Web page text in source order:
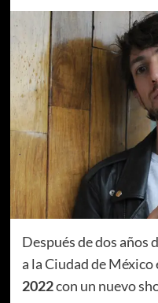
Después de dos años
a la Ciudad de
2022con un nuevo